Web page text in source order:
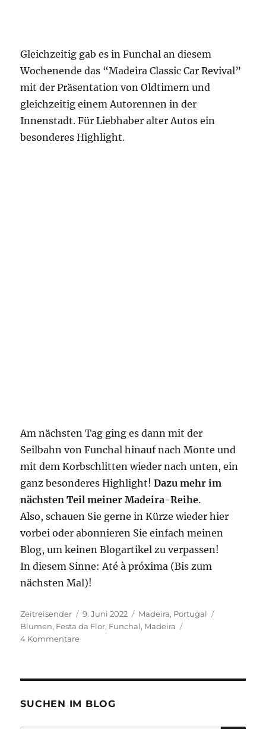
Gleichzeitig gab es in Funchal an diesem
Wochenende das “Madeira Classic Car Revival”
mit der Präsentation von Oldtimern und
gleichzeitig einem Autorennen in der
Innenstadt. Für Liebhaber alter Autos ein
besonderes Highlight.
Am nächsten Tag ging es dann mit der
Seilbahn von Funchal hinauf nach Monte und
mit dem Korbschlitten wieder nach unten, ein
ganz besonderes Highlight!Dazu mehr im
nächsten Teil meiner Madeira-Reihe.
Also, schauen Sie gerne in Kürze wieder hier
vorbei oder abonnieren Sie einfach meinen
Blog, um keinen Blogartikel zu verpassen!
In diesem Sinne: Até à próxima (Bis zum
nächsten Mal)!
Autor
Zeitreisender
Veröffentlicht
am
9. Juni 2022 Kategorien
Madeira, Portugal
Blumen, Festa da Flor, Funchal, Madeira
4 Kommentarezu
#1:
“Festa
SUCHEN IM BLOG